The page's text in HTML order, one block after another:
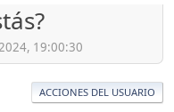
19:00:30
ACCIONES DEL USUARIO